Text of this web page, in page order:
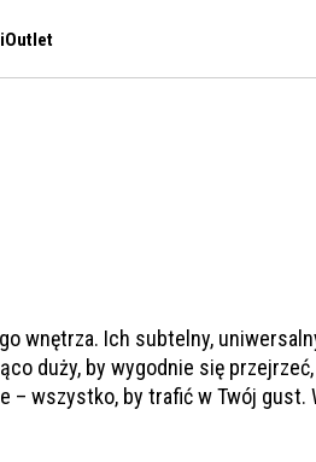
Outlet
wnętrza. Ich subtelny,
duży, by wygodnie się
wszystko, by trafić w Twój gust.